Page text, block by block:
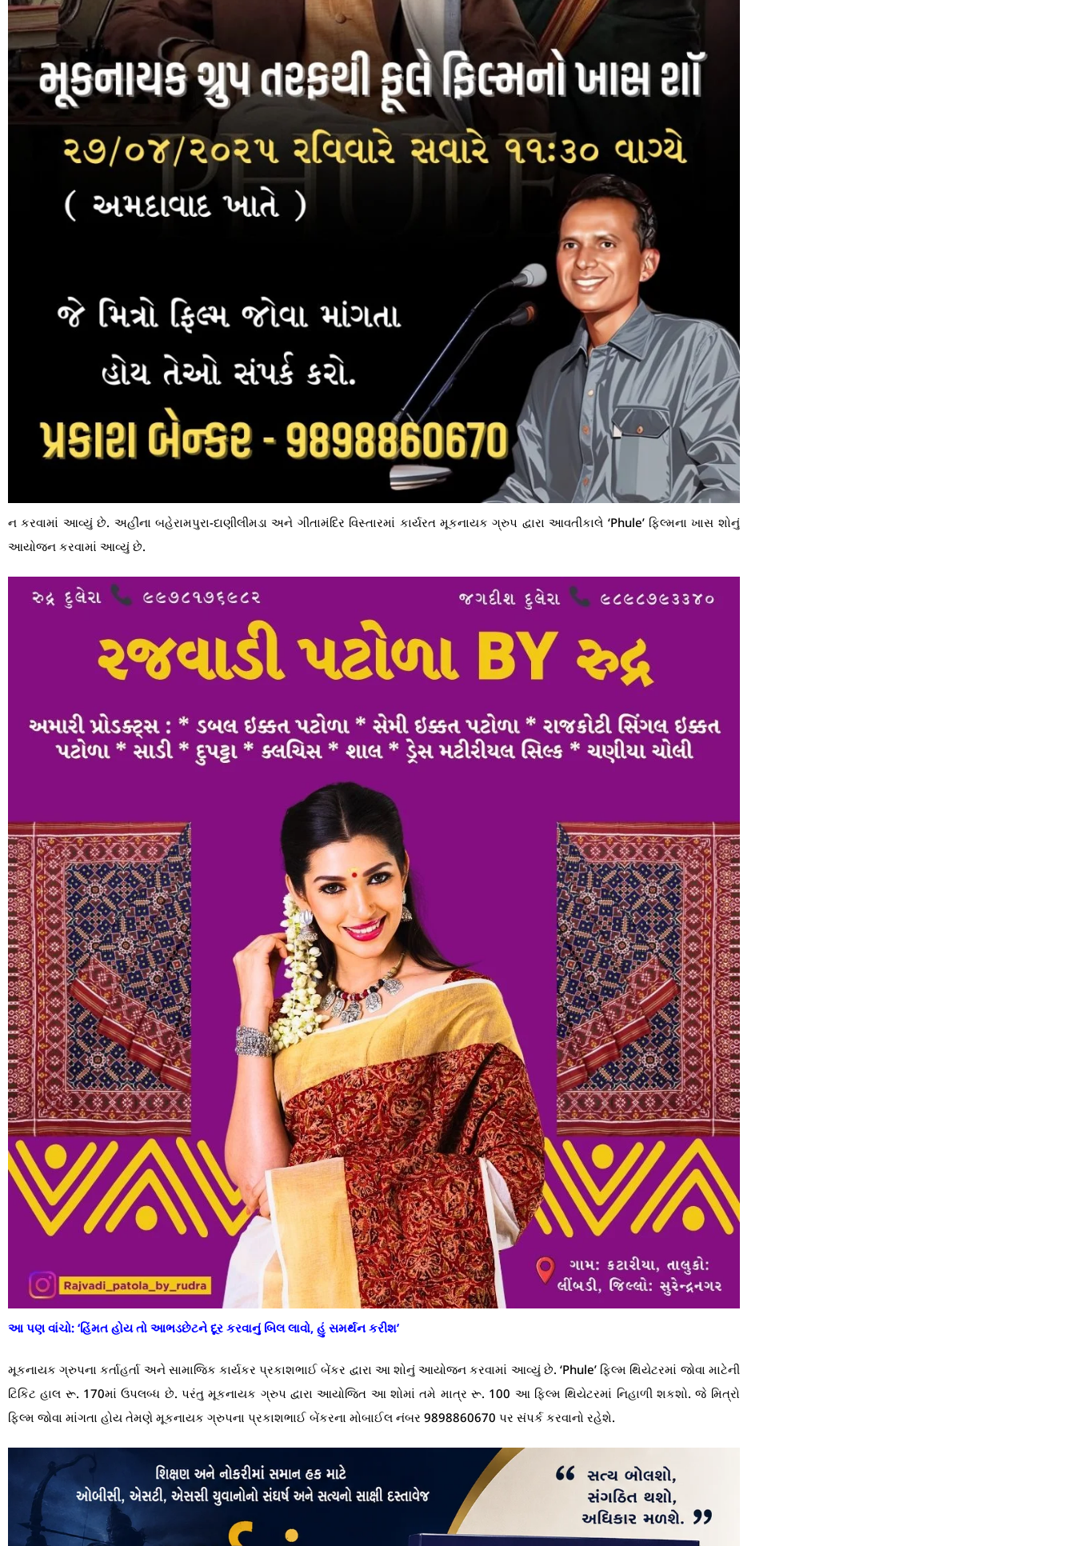
ન કરવામાં આવ્યું છે. અહીંના બહેરામપુરા-દાણીલીમડા અને ગીતામંદિર વિસ્તારમાં કાર્યરત મૂકનાયક ગ્રુપ દ્વારા આવતીકાલે ‘Phule’ ફિલ્મના ખાસ શોનું
આયોજન કરવામાં આવ્યું છે.
આ પણ વાંચો: ‘હિંમત હોય તો આભડછેટને દૂર કરવાનું બિલ લાવો, હું સમર્થન કરીશ’
મૂકનાયક ગ્રુપના કર્તાહર્તા અને સામાજિક કાર્યકર પ્રકાશભાઈ બેંકર દ્વારા આ શોનું આયોજન કરવામાં આવ્યું છે. ‘Phule’ ફિલ્મ થિયેટરમાં જોવા માટેની
ટિકિટ હાલ રૂ. 170માં ઉપલબ્ધ છે. પરંતુ મૂકનાયક ગ્રુપ દ્વારા આયોજિત આ શોમાં તમે માત્ર રૂ. 100 આ ફિલ્મ થિયેટરમાં નિહાળી શકશો. જે મિત્રો
ફિલ્મ જોવા માંગતા હોય તેમણે મૂકનાયક ગ્રુપના પ્રકાશભાઈ બેંકરના મોબાઈલ નંબર 9898860670 પર સંપર્ક કરવાનો રહેશે.